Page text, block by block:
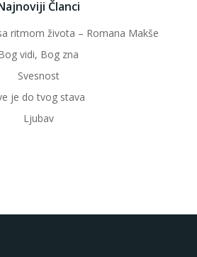
Članci
ritmom života – Romana Makše
vidi, Bog zna
Svesnost
je do tvog stava
Ljubav